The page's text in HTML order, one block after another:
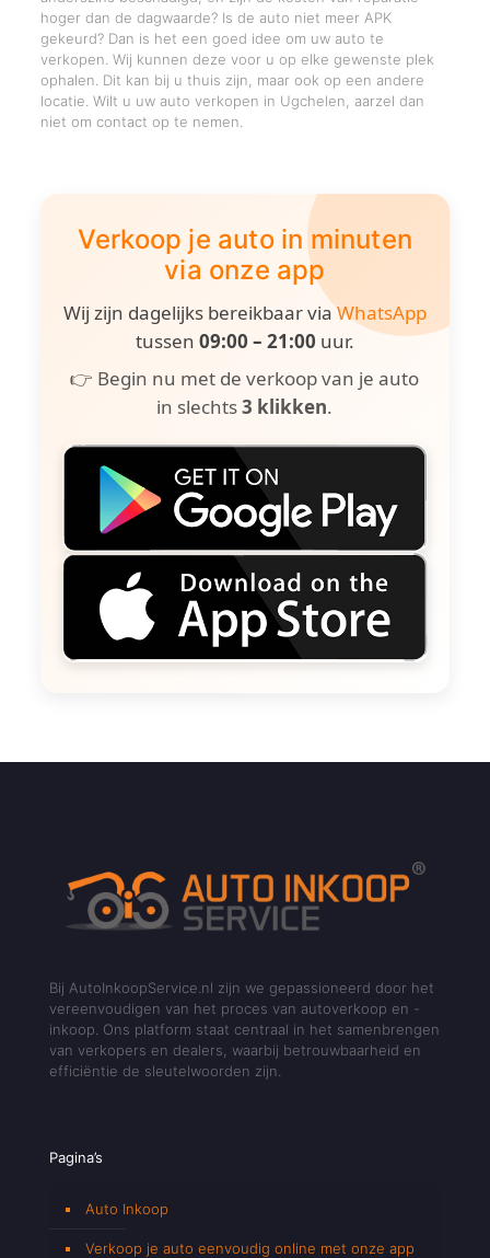
hoger dan de dagwaarde? Is de auto niet meer APK
gekeurd? Dan is het een goed idee om uw auto te
verkopen. Wij kunnen deze voor u op elke gewenste plek
ophalen. Dit kan bij u thuis zijn, maar ook op een andere
locatie. Wilt u uw auto verkopen in Ugchelen, aarzel dan
niet om contact op te nemen.
Verkoop je auto in minuten
via onze app
Wij zijn dagelijks bereikbaar viaWhatsApp
tussen 09:00 – 21:00 uur.
👉 Begin nu met de verkoop van je auto
in slechts3 klikken.
Bij AutoInkoopService.nl zijn we gepassioneerd door het
vereenvoudigen van het proces van autoverkoop en -
inkoop. Ons platform staat centraal in het samenbrengen
van verkopers en dealers, waarbij betrouwbaarheid en
efficiëntie de sleutelwoorden zijn.
Pagina’s
Auto Inkoop
Verkoop je auto eenvoudig online met onze app